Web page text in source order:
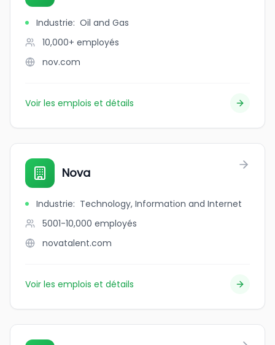
Industrie: Oil and Gas
10,000+ employés
nov.com
Voir les emplois et détails
Nova
Industrie: Technology, Information and Internet
5001-10,000 employés
novatalent.com
Voir les emplois et détails